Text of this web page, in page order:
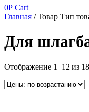
0Р Cart
Главная / Товар Тип
Для
Отображение 1–12 из 18